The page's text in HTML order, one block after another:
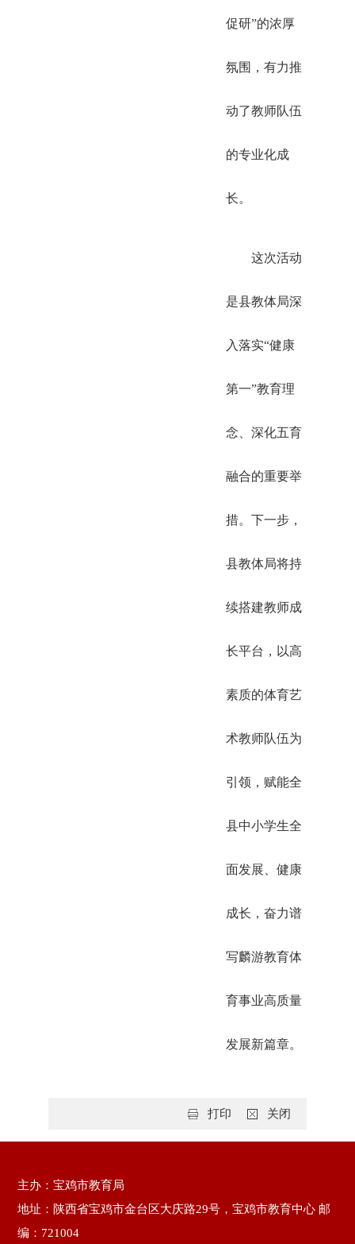
促研”的浓厚
氛围，有力推
动了教师队伍
的专业化成
长。
这次活动
是县教体局深
入落实“健康
第一”教育理
念、深化五育
融合的重要举
措。下一步，
县教体局将持
续搭建教师成
长平台，以高
素质的体育艺
术教师队伍为
引领，赋能全
县中小学生全
面发展、健康
成长，奋力谱
写麟游教育体
育事业高质量
发展新篇章。
关闭
打印
主办：宝鸡市教育局
地址：陕西省宝鸡市金台区大庆路29号，宝鸡市教育中心 邮
编：721004